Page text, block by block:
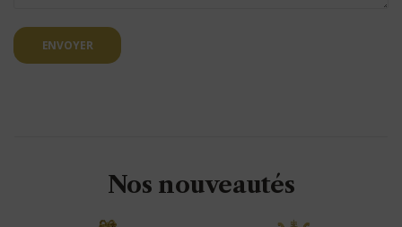
ENVOYER
Nos nouveautés